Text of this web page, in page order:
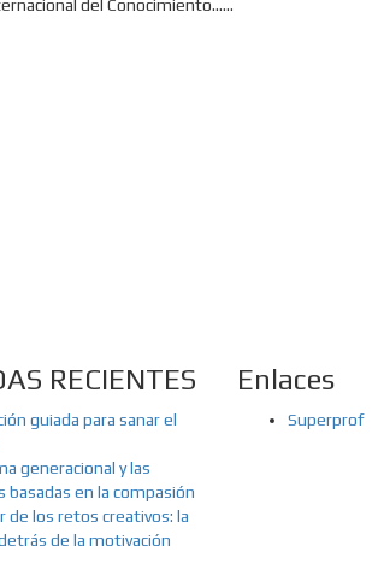
del Conocimiento......
RECIENTES
guiada para sanar el
generacional y las
basadas en la compasión
de los retos creativos: la
de la motivación
Enlaces
Superprof